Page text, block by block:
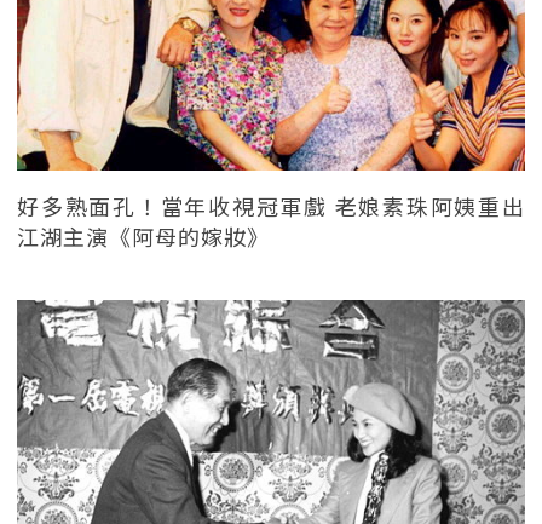
好多熟面孔！當年收視冠軍戲 老娘素珠阿姨重出
江湖主演《阿母的嫁妝》